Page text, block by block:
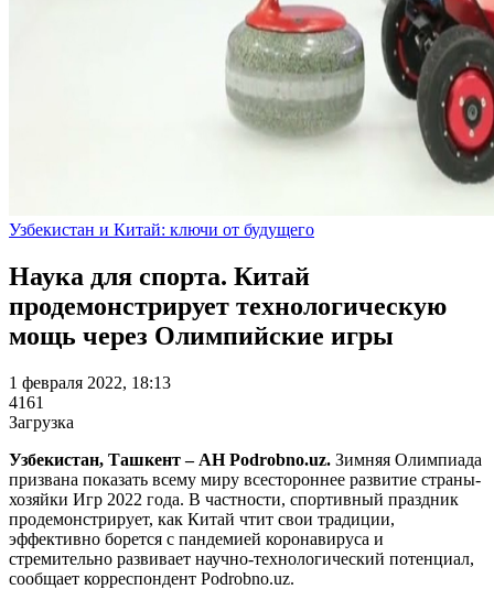
Узбекистан и Китай: ключи от будущего
Наука для спорта. Китай
продемонстрирует технологическую
мощь через Олимпийские игры
1 февраля 2022, 18:13
4161
Загрузка
Узбекистан, Ташкент – АН Podrobno.uz. Зимняя Олимпиада
призвана показать всему миру всестороннее развитие страны-
хозяйки Игр 2022 года. В частности, спортивный праздник
продемонстрирует, как Китай чтит свои традиции,
эффективно борется с пандемией коронавируса и
стремительно развивает научно-технологический потенциал,
сообщает корреспондент Podrobno.uz.